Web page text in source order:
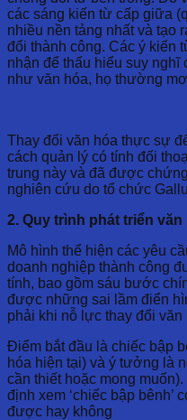
các sáng kiến ​​từ cấp giữa
nhiều nền tảng nhất và tạo
đổi thành công. Các ý kiến
nhận để thấu hiểu suy
như văn hóa, họ thường
Thay đổi văn hóa thực sự
cách quản lý có tính đối
trung này và đã được
nghiên cứu do tổ chức
2. Quy trình phát triển
Mô hình thể hiện các yêu
doanh nghiệp thành công
tính, bao gồm sáu bước
được những sai lầm điển
phải khi nỗ lực thay đổi văn
Điểm bắt đầu là chiếc bập
hóa hiện tại) và ý tưởng là
cần thiết hoặc mong
định xem ‘chiếc bập bênh’
được hay không